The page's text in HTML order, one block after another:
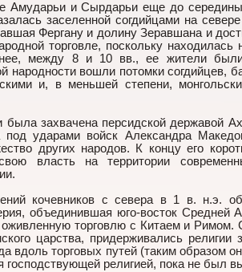
Амударьи и Сырдарьи еще до
заселенной согдийцами на
Фергану и долину Зеравшана и
торговле, поскольку находилась
между 8 и 10 вв., ее жители были
вошли потомки согдийцев,
и, в меньшей степени,
захвачена персидской державой
ударами войск Александра
других народов. К концу его
власть на территории
кочевников с севера в 1 в. н.э.
объединившая юго-восток Средней
торговлю с Китаем и Римом.
царства, придерживались религии
вдоль торговых путей (таким образом
господствующей религией, пока не был